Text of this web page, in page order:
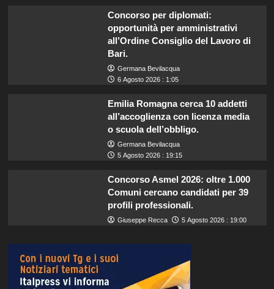
Concorso per diplomati:
opportunità per amministrativi
all’Ordine Consiglio del Lavoro di
Bari.
Germana Bevilacqua
6 Agosto 2026 : 1:05
Emilia Romagna cerca 10 addetti
all’accoglienza con licenza media
o scuola dell’obbligo.
Germana Bevilacqua
5 Agosto 2026 : 19:15
Concorso Asmel 2026: oltre 1.000
Comuni cercano candidati per 39
profili professionali.
Giuseppe Recca 5 Agosto 2026 : 19:00